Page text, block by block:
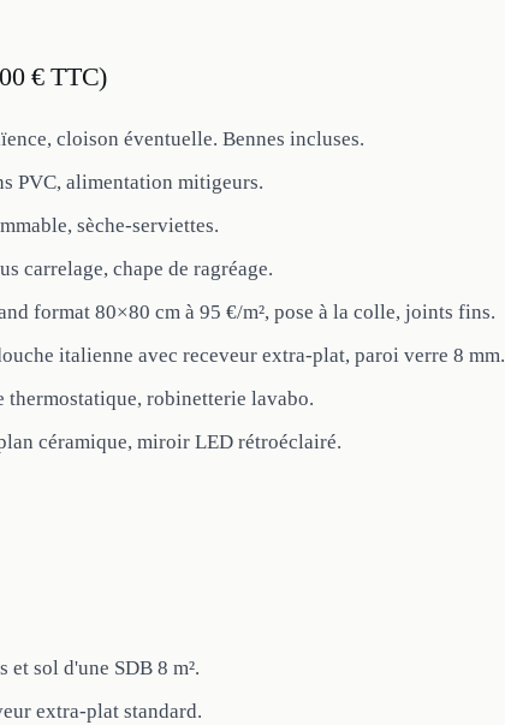
€ TTC)
cloison éventuelle. Bennes incluses.
PVC, alimentation mitigeurs.
sèche-serviettes.
carrelage, chape de ragréage.
format 80×80 cm à 95 €/m², pose à la colle, joints fins.
italienne avec receveur extra-plat, paroi verre 8 mm.
thermostatique, robinetterie lavabo.
céramique, miroir LED rétroéclairé.
et sol d'une SDB 8 m².
extra-plat standard.